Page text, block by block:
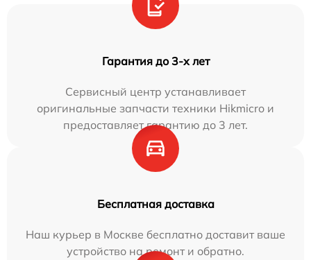
Гарантия до 3-х лет
Сервисный центр устанавливает
оригинальные запчасти техники Hikmicro и
предоставляет гарантию до 3 лет.
Бесплатная доставка
Наш курьер в Москве бесплатно доставит ваше
устройство на ремонт и обратно.